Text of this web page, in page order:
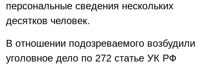
персональные сведения нескольких
десятков человек.
В отношении подозреваемого возбудили
уголовное дело по 272 статье УК РФ